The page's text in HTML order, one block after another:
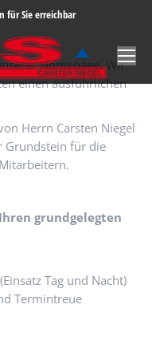
für Sie erreichbar
Homepage. Wir
einen ausführlichen
Herrn Carsten Niegel
Grundstein für die
grundgelegten
Tag und Nacht)
Termintreue